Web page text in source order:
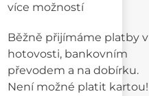
více možností
Běžně přijímáme platby v
hotovosti, bankovním
převodem a na dobírku.
Není možné platit kartou!